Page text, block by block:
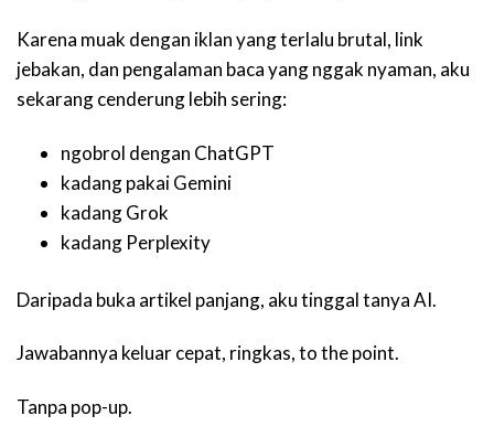
Karena muak dengan iklan yang terlalu brutal, link
jebakan, dan pengalaman baca yang nggak nyaman, aku
sekarang cenderung lebih sering:
ngobrol dengan ChatGPT
kadang pakai Gemini
kadang Grok
kadang Perplexity
Daripada buka artikel panjang, aku tinggal tanya AI.
Jawabannya keluar cepat, ringkas, to the point.
Tanpa pop-up.